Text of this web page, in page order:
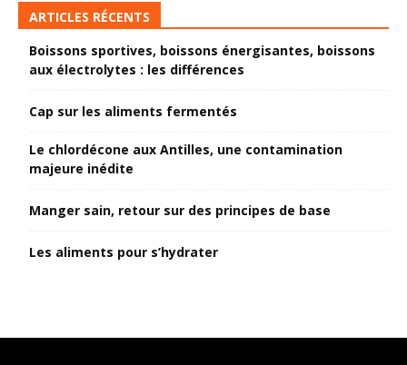
ARTICLES RÉCENTS
Boissons sportives, boissons énergisantes, boissons
aux électrolytes : les différences
Cap sur les aliments fermentés
Le chlordécone aux Antilles, une contamination
majeure inédite
Manger sain, retour sur des principes de base
Les aliments pour s’hydrater